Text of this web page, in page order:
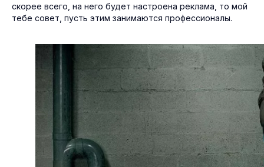
скорее всего, на него будет настроена реклама, то мой
тебе совет, пусть этим занимаются профессионалы.